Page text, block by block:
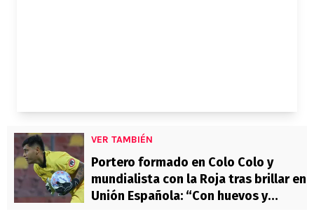
VER TAMBIÉN
Portero formado en Colo Colo y
mundialista con la Roja tras brillar en
Unión Española: “Con huevos y